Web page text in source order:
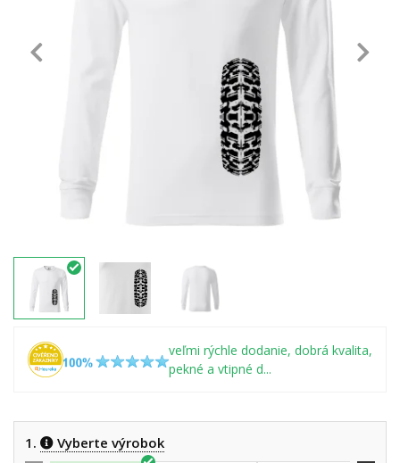
veľmi rýchle dodanie, dobrá kvalita,
pekné a vtipné d...
1. Vyberte výrobok